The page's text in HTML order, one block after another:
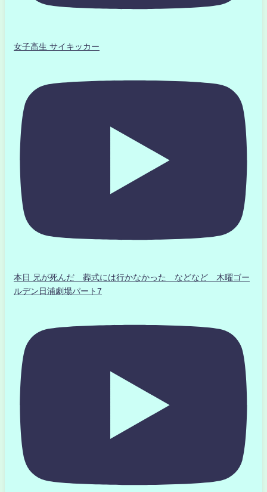
女子高生 サイキッカー
本日 兄が死んだ 葬式には行かなかった などなど 木曜ゴー
ルデン日浦劇場パート7